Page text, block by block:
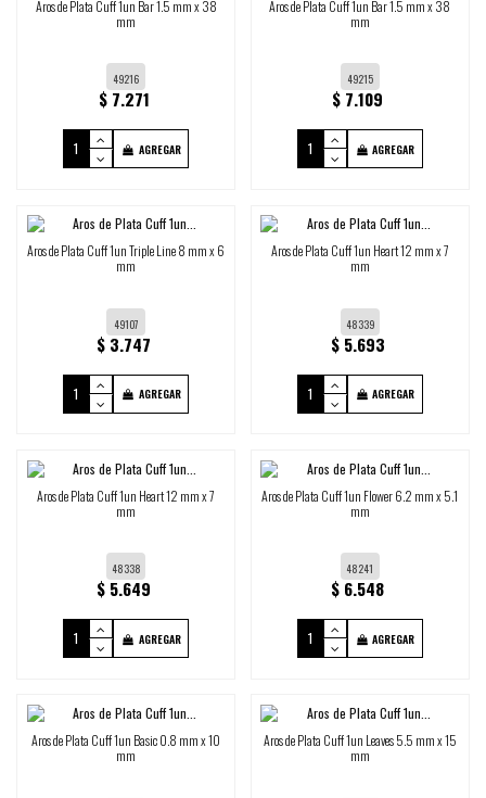
Aros de Plata Cuff 1un Bar 1.5 mm x 38
mm
49216
$ 7.271
AGREGAR
Aros de Plata Cuff 1un Bar 1.5 mm x 38
mm
49215
$ 7.109
AGREGAR
Aros de Plata Cuff 1un Triple Line 8 mm x 6
mm
49107
$ 3.747
AGREGAR
Aros de Plata Cuff 1un Heart 12 mm x 7
mm
48339
$ 5.693
AGREGAR
Aros de Plata Cuff 1un Heart 12 mm x 7
mm
48338
$ 5.649
AGREGAR
Aros de Plata Cuff 1un Flower 6.2 mm x 5.1
mm
48241
$ 6.548
AGREGAR
Aros de Plata Cuff 1un Basic 0.8 mm x 10
mm
Aros de Plata Cuff 1un Leaves 5.5 mm x 15
mm